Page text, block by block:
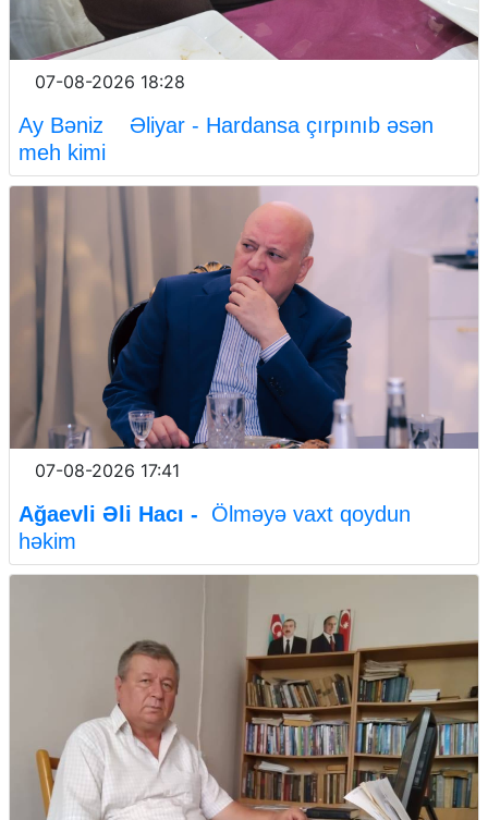
07-08-2026 18:28
Ay Bəniz Əliyar - Hardansa çırpınıb əsən
meh kimi
07-08-2026 17:41
Ağaevli Əli Hacı - Ölməyə vaxt qoydun
həkim